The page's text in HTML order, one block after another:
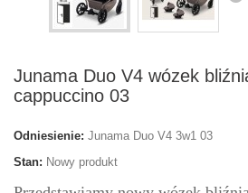
Junama Duo V4 wózek
cappuccino 03
Odniesienie: Junama Duo V4 3w1 03
Stan: Nowy produkt